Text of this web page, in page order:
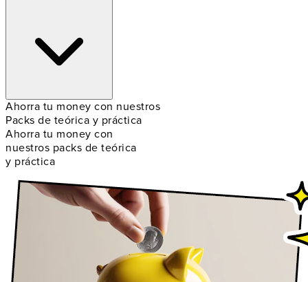
Ahorra tu money con nuestros
Packs de teórica y práctica
Ahorra tu money con
nuestros packs de teórica
y práctica